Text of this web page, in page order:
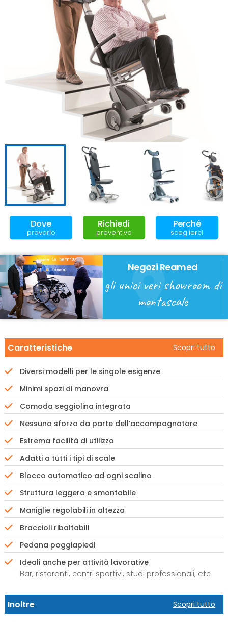
Dove
provarlo
Richiedi
preventivo
Perché
sceglierci
Negozi Reamed
gli unici veri showroom di
montascale
Caratteristiche Scopri tutto
Diversi modelli per le singole esigenze
Minimi spazi di manovra
Comoda seggiolina integrata
Nessuno sforzo da parte dell’accompagnatore
Estrema facilità di utilizzo
Adatti a tutti i tipi di scale
Blocco automatico ad ogni scalino
Struttura leggera e smontabile
Maniglie regolabili in altezza
Braccioli ribaltabili
Pedana poggiapiedi
Ideali anche per attività lavorative
Bar, ristoranti, centri sportivi, studi professionali, etc
Inoltre Scopri tutto